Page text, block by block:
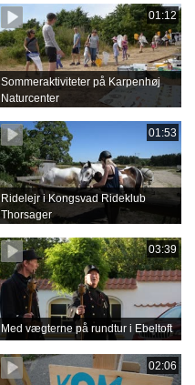
01:12
Sommeraktiviteter på Karpenhøj
Naturcenter
01:53
Ridelejr i Kongsvad Rideklub
Thorsager
03:39
Med vægterne på rundtur i Ebeltoft
02:06